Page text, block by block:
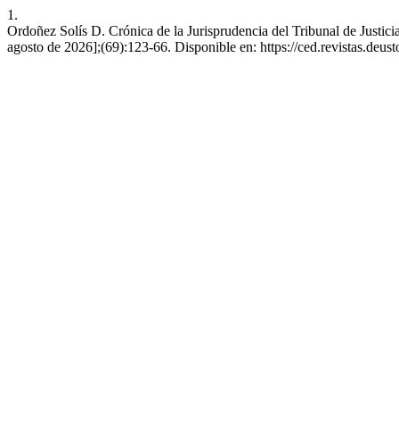
1.
Ordoñez Solís D. Crónica de la Jurisprudencia del Tribunal de
agosto de 2026];(69):123-66. Disponible en: https://